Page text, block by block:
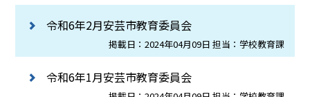
令和6年2月安芸市教育委員会
掲載日：2024年04月09日 担当：学校教育課
令和6年1月安芸市教育委員会